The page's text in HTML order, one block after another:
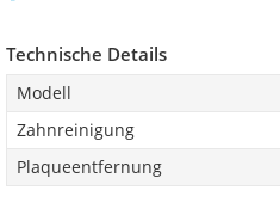
Technische Details
Modell
Zahnreinigung
Plaqueentfernung